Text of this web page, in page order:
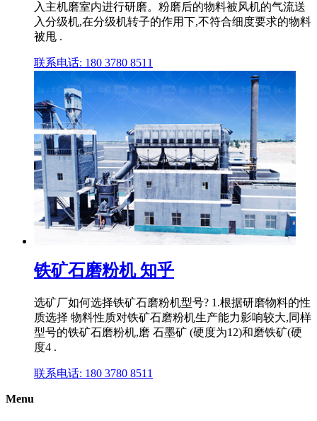
入主机磨室内进行研磨。粉磨后的物料被风机的气流送
入分级机,在分级机转子的作用下,不符合细度要求的物料
被甩 .
联系电话: 180 3780 8511
铁矿石磨粉机 知乎
选矿厂如何选择铁矿石磨粉机型号? 1.根据研磨物料的性
质选择 物料性质对铁矿石磨粉机生产能力影响较大,同样
型号的铁矿石磨粉机,磨 石墨矿 (硬度为12)和磨铁矿(硬
度4 .
联系电话: 180 3780 8511
Menu